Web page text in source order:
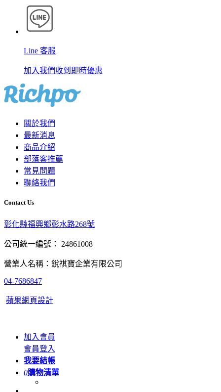
Line 客服
加入我們收到即時優惠
關於我們
最新消息
商品介紹
部落客推薦
常見問題
聯絡我們
Contact Us
彰化縣福興鄉彰水路268號
公司統一編號： 24861008
營業人名稱：銳祺寶企業有限公司
04-7686847
蘋果網頁設計
加入會員
會員登入
我要結帳
0購物清單